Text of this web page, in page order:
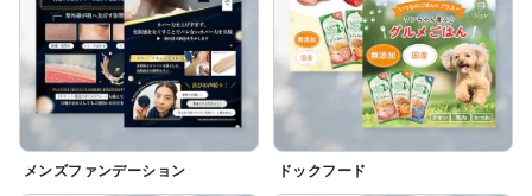
メンズファンデーション ドックフード